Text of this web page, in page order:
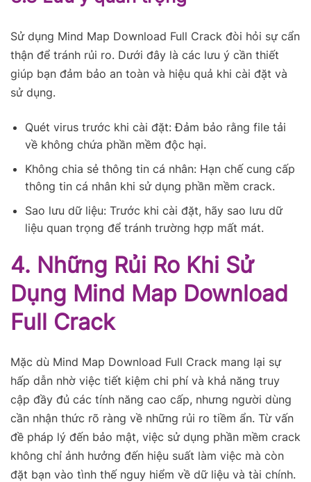
Sử dụng Mind Map Download Full Crack đòi hỏi sự cẩn
thận để tránh rủi ro. Dưới đây là các lưu ý cần thiết
giúp bạn đảm bảo an toàn và hiệu quả khi cài đặt và
sử dụng.
Quét virus trước khi cài đặt: Đảm bảo rằng file tải
về không chứa phần mềm độc hại.
Không chia sẻ thông tin cá nhân: Hạn chế cung cấp
thông tin cá nhân khi sử dụng phần mềm crack.
Sao lưu dữ liệu: Trước khi cài đặt, hãy sao lưu dữ
liệu quan trọng để tránh trường hợp mất mát.
4. Những Rủi Ro Khi Sử
Dụng Mind Map Download
Full Crack
Mặc dù Mind Map Download Full Crack mang lại sự
hấp dẫn nhờ việc tiết kiệm chi phí và khả năng truy
cập đầy đủ các tính năng cao cấp, nhưng người dùng
cần nhận thức rõ ràng về những rủi ro tiềm ẩn. Từ vấn
đề pháp lý đến bảo mật, việc sử dụng phần mềm crack
không chỉ ảnh hưởng đến hiệu suất làm việc mà còn
đặt bạn vào tình thế nguy hiểm về dữ liệu và tài chính.